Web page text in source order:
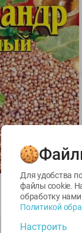
руб./шт
-
ж/б
120г
Для удобства
файлы cookie.
обработку нами
Политикой
Настроить